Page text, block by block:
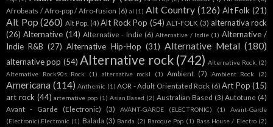
Afrobeats / Afro-pop / Afro-fusion (6) al (1) Alt Country (126) Alt Folk (21)
Alt Pop (260) Alt Pop. (4) Alt Rock Pop (54) ALT-FOLK (3) alternativa rock
(26) Alternative (14) Alternative - Indie (6) Alternative / Indie (1) Alternative /
Indie R&B (27) Alternative Hip-Hop (31) Alternative Metal (180)
alternative pop (54) Alternative rock (742) Alternative Rock. (2)
Alternative Rock90s Rock
(1) alternative rockl (1) Ambient (7) Ambient Rock (2)
Americana (114) Anthemic (1) AOR - Adult Orientated Rock (6) Art Pop (15)
art rock (44) arternative pop (1) Asian Based (2) Australian Based (3) Autotune (4)
Avant - Garde (Electronic)
(3) AVANT-GARDE (ELECTRONIC) (1)
Avant-Garde
(Electronic).Electronic (1) Balada (3) Banda (2) Baroque Pop (1) Bass House / Electro (2)